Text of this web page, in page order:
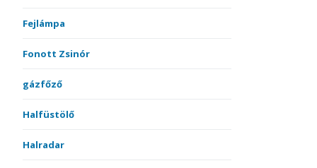
Fejlámpa
Fonott Zsinór
gázfőző
Halfüstölő
Halradar